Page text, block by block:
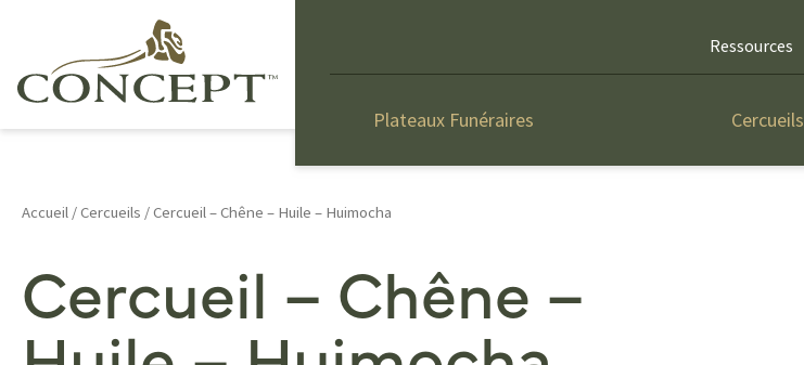
Ressources
Plateaux Funéraires Cercueils
Accueil /Cercueils / Cercueil – Chêne – Huile – Huimocha
Cercueil – Chêne –